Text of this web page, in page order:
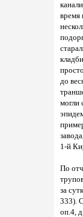
время
до
могли
1-й
По
за
333).
оп.4,